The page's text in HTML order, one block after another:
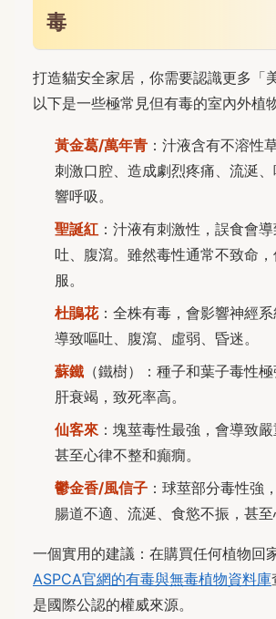
毒
打造貓安全家居，你需要認識更多「
以下是一些極常見但有毒的室內外植
黃金葛/萬年青 ：汁液含有不溶性
刺激口腔、造成劇烈疼痛、流涎
響呼吸。
聖誕紅 ：汁液有刺激性，誤食會
吐、腹瀉。雖然毒性通常不致命
服。
杜鵑花：全株有毒，會影響神經系
導致嘔吐、腹瀉、虛弱、昏迷。
蘇鐵 （鐵樹）：種子和葉子毒性
肝衰竭，致死率高。
仙客來 ：塊莖毒性最強，會導致
甚至心律不整和癲癇。
鬱金香/風信子 ：球莖部分毒性強
腸道不適、流涎、食慾不振，甚至
一個實用的建議：在購買任何植物回
ASPCA官網的有毒與無毒植物資料庫
是國際公認的權威來源。